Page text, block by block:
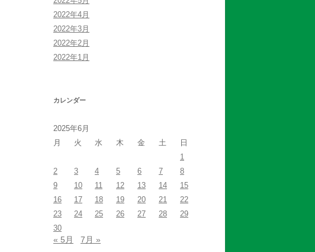
2022年4月
2022年3月
2022年2月
2022年1月
カレンダー
2025年6月
月
火 水 木 金 土
日
1
2
3 4 5 6 7
8
9
10 11 12 13 14
15
16
17 18 19 20 21
22
23
24 25 26 27 28
29
30
« 5月 7月 »